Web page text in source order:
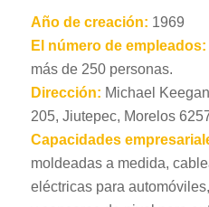
Año de creación: 1969
El número de empleados:
más de 250 personas.
Dirección: Michael
205, Jiutepec, Morelos
Capacidades
moldeadas a medida,
eléctricas para